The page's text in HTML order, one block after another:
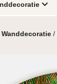
Wanddecoratie /